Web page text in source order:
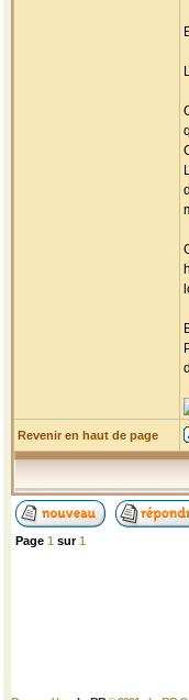
Revenir en haut de page
Page 1 sur1